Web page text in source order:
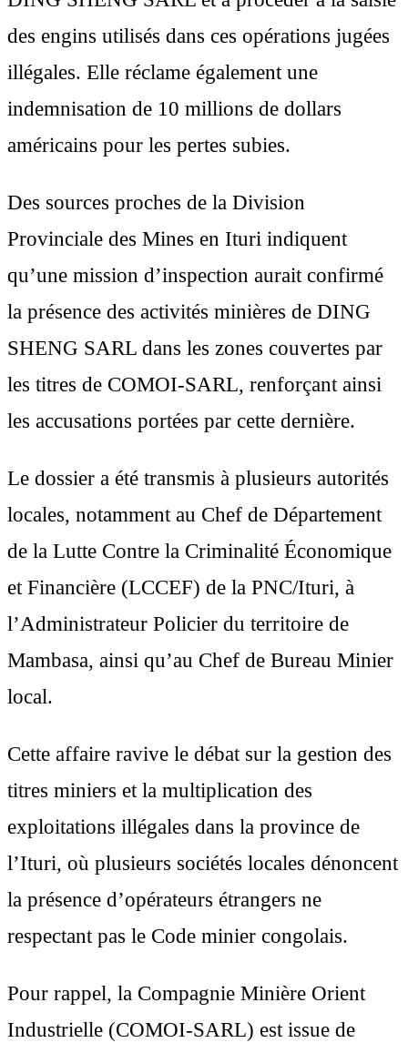
des engins utilisés dans ces opérations jugées
illégales. Elle réclame également une
indemnisation de 10 millions de dollars
américains pour les pertes subies.
Des sources proches de la Division
Provinciale des Mines en Ituri indiquent
qu’une mission d’inspection aurait confirmé
la présence des activités minières de DING
SHENG SARL dans les zones couvertes par
les titres de COMOI-SARL, renforçant ainsi
les accusations portées par cette dernière.
Le dossier a été transmis à plusieurs autorités
locales, notamment au Chef de Département
de la Lutte Contre la Criminalité Économique
et Financière (LCCEF) de la PNC/Ituri, à
l’Administrateur Policier du territoire de
Mambasa, ainsi qu’au Chef de Bureau Minier
local.
Cette affaire ravive le débat sur la gestion des
titres miniers et la multiplication des
exploitations illégales dans la province de
l’Ituri, où plusieurs sociétés locales dénoncent
la présence d’opérateurs étrangers ne
respectant pas le Code minier congolais.
Pour rappel, la Compagnie Minière Orient
Industrielle (COMOI-SARL) est issue de